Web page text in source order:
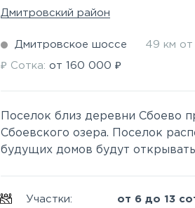
Дмитровский район
Дмитровское шоссе 49 км
₽ Сотка:от160 000 ₽
Поселок близ деревни Сбоево
Сбоевского озера. Поселок
будущих домов будут
Участки: от 6 до 13